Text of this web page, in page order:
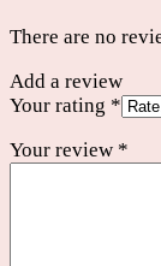
There are no
Add a review
Your rating *
Your review *